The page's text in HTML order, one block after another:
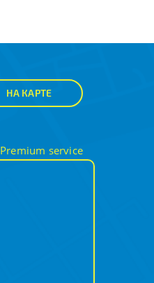
НА КАРТЕ
Premium service